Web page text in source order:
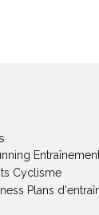
Cyclisme
Plans